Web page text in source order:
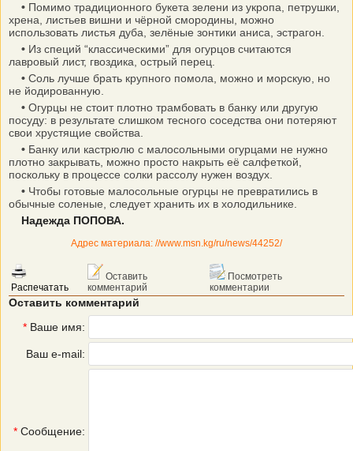
• Помимо традиционного букета зелени из укропа, петрушки,
хрена, листьев вишни и чёрной смородины, можно
использовать листья дуба, зелёные зонтики аниса, эстрагон.
• Из специй “классическими” для огурцов считаются
лавровый лист, гвоздика, острый перец.
• Соль лучше брать крупного помола, можно и морскую, но
не йодированную.
• Огурцы не стоит плотно трамбовать в банку или другую
посуду: в результате слишком тесного соседства они потеряют
свои хрустящие свойства.
• Банку или кастрюлю с малосольными огурцами не нужно
плотно закрывать, можно просто накрыть её салфеткой,
поскольку в процессе солки рассолу нужен воздух.
• Чтобы готовые малосольные огурцы не превратились в
обычные соленые, следует хранить их в холодильнике.
Надежда ПОПОВА.
Адрес материала: //www.msn.kg/ru/news/44252/
Распечатать
Оставить
комментарий
Посмотреть
комментарии
Оставить комментарий
* Ваше имя:
Ваш e-mail:
* Сообщение: